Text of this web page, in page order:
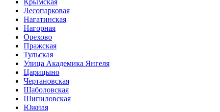
Лесопарковая
Нагатинская
Нагорная
Орехово
Пражская
Тульская
Улица Академика Янгеля
Царицыно
Чертановская
Шаболовская
Шипиловская
Южная